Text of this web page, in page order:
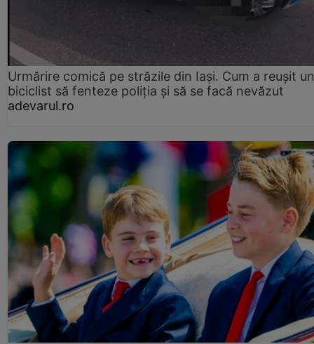
Urmărire comică pe străzile din Iași. Cum a reușit un
biciclist să fenteze poliția și să se facă nevăzut
adevarul.ro